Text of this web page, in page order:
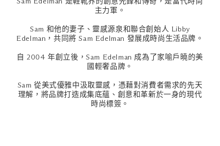
主力軍。
Sam 和他的妻子、靈感源泉和聯合創始人 Libby
Edelman，共同將 Sam Edelman 發展成時尚生活品牌。
自 2004 年創立後，Sam Edelman 成為了家喻戶曉的美
國輕奢品牌。
Sam 從美式優雅中汲取靈感，憑藉對消費者需求的先天
理解，將品牌打造成集底蘊、創意和革新於一身的現代
時尚標簽。